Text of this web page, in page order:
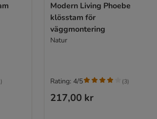
)
Modern Living Phoebe
klösstam för
väggmontering
Natur
217,00 kr
Rating: 4/5 (3)